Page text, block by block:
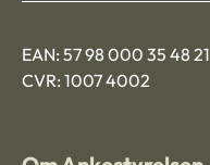
EAN: 57 98 000 35 48 21
CVR: 1007 4002